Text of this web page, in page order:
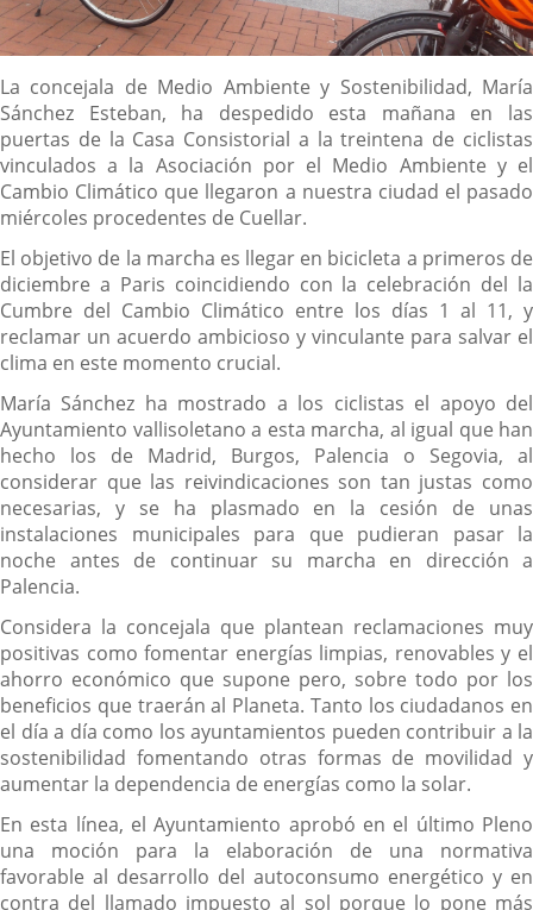
Descripción
La concejala de Medio Ambiente y Sostenibilidad, María
Sánchez Esteban, ha despedido esta mañana en las
puertas de la Casa Consistorial a la treintena de ciclistas
vinculados a la Asociación por el Medio Ambiente y el
Cambio Climático que llegaron a nuestra ciudad el pasado
miércoles procedentes de Cuellar.
El objetivo de la marcha es llegar en bicicleta a primeros de
diciembre a Paris coincidiendo con la celebración del la
Cumbre del Cambio Climático entre los días 1 al 11, y
reclamar un acuerdo ambicioso y vinculante para salvar el
clima en este momento crucial.
María Sánchez ha mostrado a los ciclistas el apoyo del
Ayuntamiento vallisoletano a esta marcha, al igual que han
hecho los de Madrid, Burgos, Palencia o Segovia, al
considerar que las reivindicaciones son tan justas como
necesarias, y se ha plasmado en la cesión de unas
instalaciones municipales para que pudieran pasar la
noche antes de continuar su marcha en dirección a
Palencia.
Considera la concejala que plantean reclamaciones muy
positivas como fomentar energías limpias, renovables y el
ahorro económico que supone pero, sobre todo por los
beneficios que traerán al Planeta. Tanto los ciudadanos en
el día a día como los ayuntamientos pueden contribuir a la
sostenibilidad fomentando otras formas de movilidad y
aumentar la dependencia de energías como la solar.
En esta línea, el Ayuntamiento aprobó en el último Pleno
una moción para la elaboración de una normativa
favorable al desarrollo del autoconsumo energético y en
contra del llamado impuesto al sol porque lo pone más